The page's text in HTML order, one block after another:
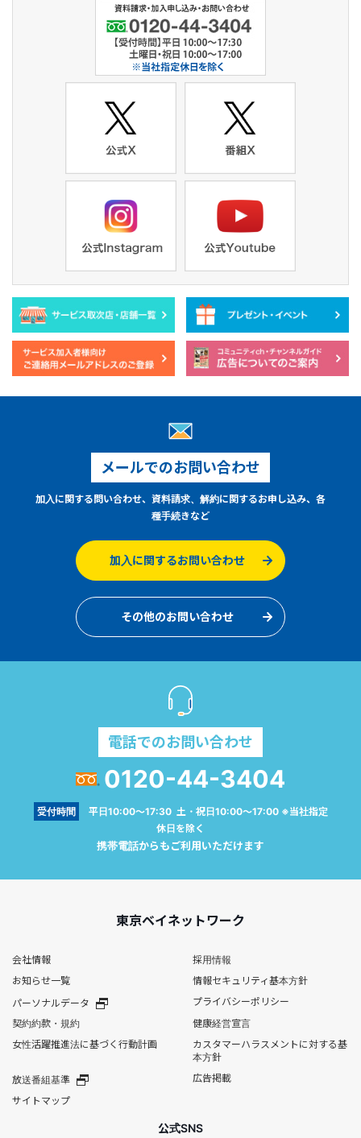
メールでのお問い合わせ
加入に関する問い合わせ、資料請求、解約に関するお申し込み、各
種手続きなど
加入に関するお問い合わせ
その他のお問い合わせ
電話でのお問い合わせ
0120-44-3404
受付時間
平日10:00～17:30 土・祝日10:00～17:00 ※当社指定
休日を除く
携帯電話からもご利用いただけます
東京ベイネットワーク
会社情報
採用情報
お知らせ一覧
情報セキュリティ基本方針
パーソナルデータ
プライバシーポリシー
契約約款・規約
健康経営宣言
女性活躍推進法に基づく行動計画
カスタマーハラスメントに対する基
本方針
放送番組基準
広告掲載
サイトマップ
公式SNS